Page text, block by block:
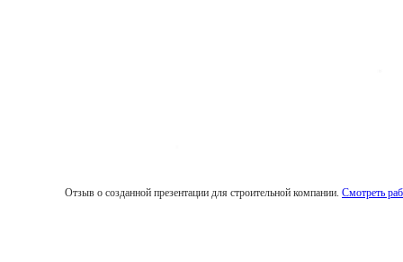
Отзыв о созданной презентации для строительной компании. Смотреть